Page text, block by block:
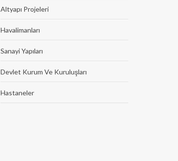
Altyapı Projeleri
Havalimanları
Sanayi Yapıları
Devlet Kurum Ve Kuruluşları
Hastaneler